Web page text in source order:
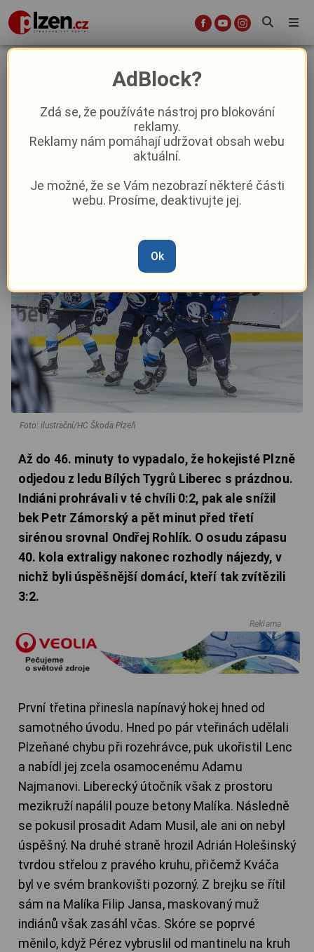
Plzeň dotáhla dvoubrankové
manko, nakonec ale v Liberci padla
na nájezdy
Aktuality Sport
Marie Osvaldová –9. 1.|20:58
Foto: ilustrační/HC Škoda Plzeň
Až do 46. minuty to vypadalo, že hokejisté Plzně
odjedou z ledu Bílých Tygrů Liberec s prázdnou.
Indiáni prohrávali v té chvíli 0:2, pak ale snížil
bek Petr Zámorský a pět minut před třetí
sirénou srovnal Ondřej Rohlík. O osudu zápasu
40. kola extraligy nakonec rozhodly nájezdy, v
nichž byli úspěšnější domácí, kteří tak zvítězili
3:2.
Reklama
První třetina přinesla napínavý hokej hned od
samotného úvodu. Hned po pár vteřinách udělali
Plzeňané chybu při rozehrávce, puk ukořistil Lenc
a nabídl jej zcela osamocenému Adamu
Najmanovi. Liberecký útočník však z prostoru
mezikruží napálil pouze betony Malíka. Následně
se pokusil prosadit Adam Musil, ale ani on nebyl
úspěšný. Na druhé straně hrozil Adrián Holešinský
tvrdou střelou z pravého kruhu, přičemž Kváča
byl ve svém brankovišti pozorný. Z brejku se řítil
sám na Malíka Filip Jansa, maskovaný muž
indiánů však zasáhl včas. Skóre se poprvé
měnilo, když Pérez vybruslil od mantinelu na kruh
AdBlock?
Zdá se, že používáte nástroj pro blokování
reklamy.
Reklamy nám pomáhají udržovat obsah webu
aktuální.
Je možné, že se Vám nezobrazí některé části
webu. Prosíme, deaktivujte jej.
Ok